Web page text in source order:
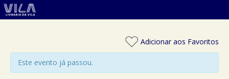
Adicionar aos Favoritos
Este evento já passou.